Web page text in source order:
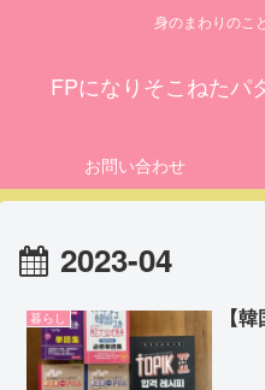
身のまわりのこ
FPになりそこねたパ
お問い合わせ
2023-04
暮らし 【